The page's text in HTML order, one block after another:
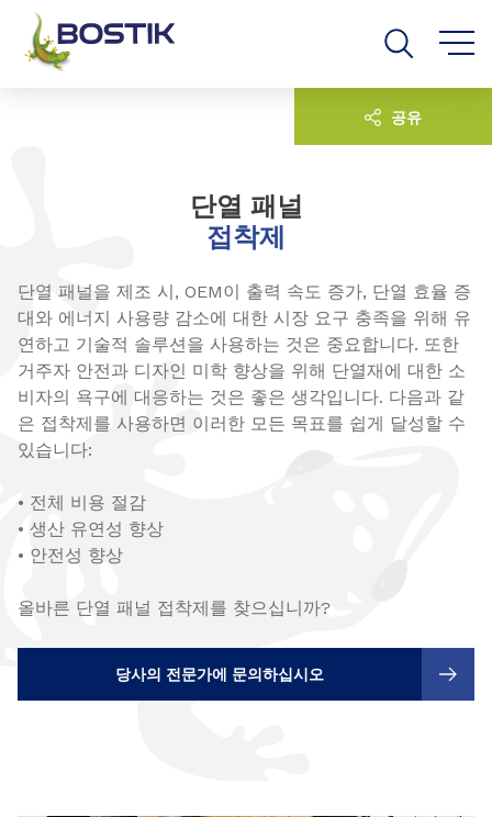
Go to content Go to navigation
단열 패널
접착제
단열 패널을 제조 시, OEM이 출력 속도 증가, 단열 효율 증
대와 에너지 사용량 감소에 대한 시장 요구 충족을 위해 유
연하고 기술적 솔루션을 사용하는 것은 중요합니다. 또한
거주자 안전과 디자인 미학 향상을 위해 단열재에 대한 소
비자의 욕구에 대응하는 것은 좋은 생각입니다. 다음과 같
은 접착제를 사용하면 이러한 모든 목표를 쉽게 달성할 수
있습니다:
• 전체 비용 절감
• 생산 유연성 향상
• 안전성 향상
올바른 단열 패널 접착제를 찾으십니까?
당사의 전문가에 문의하십시오
공유